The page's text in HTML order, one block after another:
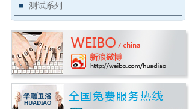
测试系列